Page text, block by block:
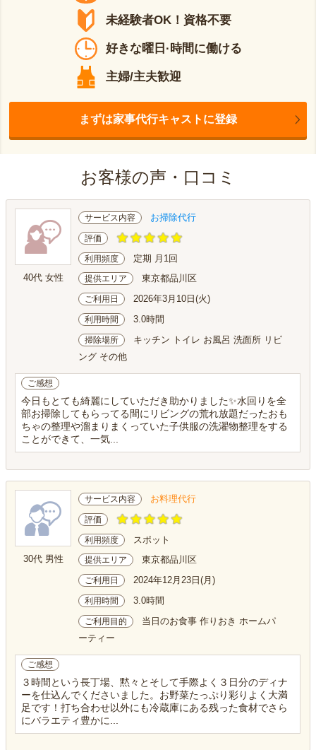
未経験者OK！資格不要
好きな曜日·時間に働ける
主婦/主夫歓迎
まずは家事代行キャストに登録
お客様の声・口コミ
40代 女性
サービス内容 お掃除代行
評価
利用頻度 定期 月1回
提供エリア 東京都品川区
ご利用日 2026年3月10日(火)
利用時間 3.0時間
掃除場所
キッチン トイレ お風呂 洗面所 リビ
ング その他
ご感想
今日もとても綺麗にしていただき助かりました✨水回りを全
部お掃除してもらってる間にリビングの荒れ放題だったおも
ちゃの整理や溜まりまくっていた子供服の洗濯物整理をする
ことができて、一気...
30代 男性
サービス内容 お料理代行
評価
利用頻度 スポット
提供エリア 東京都品川区
ご利用日 2024年12月23日(月)
利用時間 3.0時間
ご利用目的
当日のお食事 作りおき ホームパ
ーティー
ご感想
３時間という長丁場、黙々とそして手際よく３日分のディナ
ーを仕込んでくださいました。お野菜たっぷり彩りよく大満
足です！打ち合わせ以外にも冷蔵庫にある残った食材でさら
にバラエティ豊かに...